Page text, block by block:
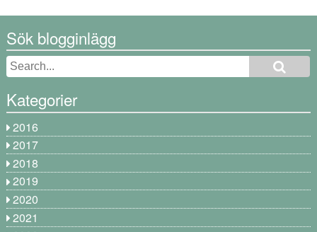
Sök blogginlägg
Kategorier
2016
2017
2018
2019
2020
2021